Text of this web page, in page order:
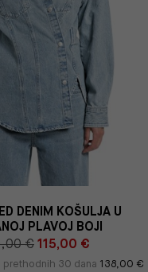
DENIM KOŠULJA U
PLAVOJ BOJI
€115,00 €
prethodnih 30 dana 138,00 €